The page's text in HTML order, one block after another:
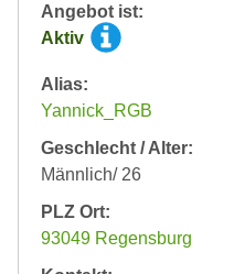
Angebot ist:
Aktiv
Alias:
Yannick_RGB
Geschlecht / Alter:
Männlich/ 26
PLZ Ort:
93049 Regensburg